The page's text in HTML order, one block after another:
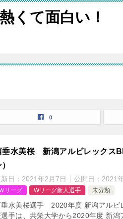
くて面白い！
0
垂水美桜 新潟アルビレックス
日： 2021年2月7日 公開日： 2021
リーグ Wリーグ新人選手 未分類
垂水美桜選手 2020年度 新潟アルビ
手は、共栄大学から2020年度 新